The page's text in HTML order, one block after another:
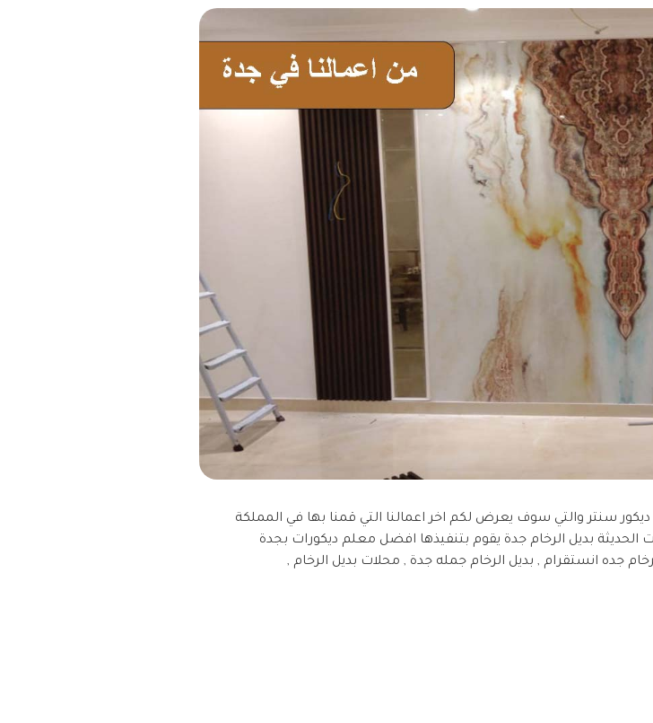
سنتر والتي سوف يعرض لكم اخر اعمالنا التي قمنا بها في المملكة
الحديثة بديل الرخام جدة يقوم بتنفيذها افضل معلم ديكورات بجدة
جده انستقرام , بديل الرخام جمله جدة , محلات بديل الرخام ,